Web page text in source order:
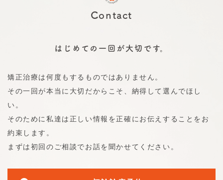
Contact
はじめての一回が大切です。
矯正治療は何度もするものではありません。
その一回が本当に大切だからこそ、納得して選んでほし
い。
そのために私達は正しい情報を正確にお伝えすることをお
約束します。
まずは初回のご相談でお話を聞かせてください。